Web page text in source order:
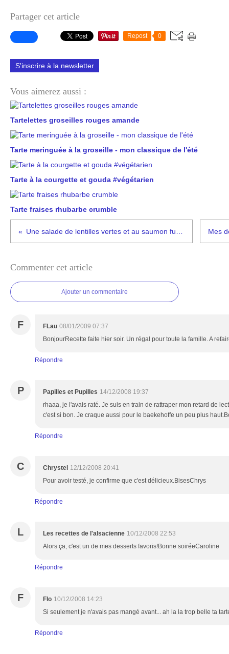
Partager cet article
Repost 0
S'inscrire à la newsletter
Vous aimerez aussi :
Tartelettes groseilles rouges amande
Tarte meringuée à la groseille - mon classique de l'été
Tarte à la courgette et gouda #végétarien
Tarte fraises rhubarbe crumble
Commenter cet article
Ajouter un commentaire
F FLau 08/01/2009 07:37
BonjourRecette faite hier soir. Un régal pour toute la famille. A
Répondre
P Papilles et Pupilles 14/12/2008 19:37
rhaaa, je l'avais raté. Je suis en train de rattraper mon retard de
c'est si bon. Je craque aussi pour le baekehoffe un peu plus
Répondre
C Chrystel 12/12/2008 20:41
Pour avoir testé, je confirme que c'est délicieux.BisesChrys
Répondre
L Les recettes de l'alsacienne 10/12/2008 22:53
Alors ça, c'est un de mes desserts favoris!Bonne soiréeCaroline
Répondre
F Flo 10/12/2008 14:23
Si seulement je n'avais pas mangé avant... ah la la trop belle ta
Répondre